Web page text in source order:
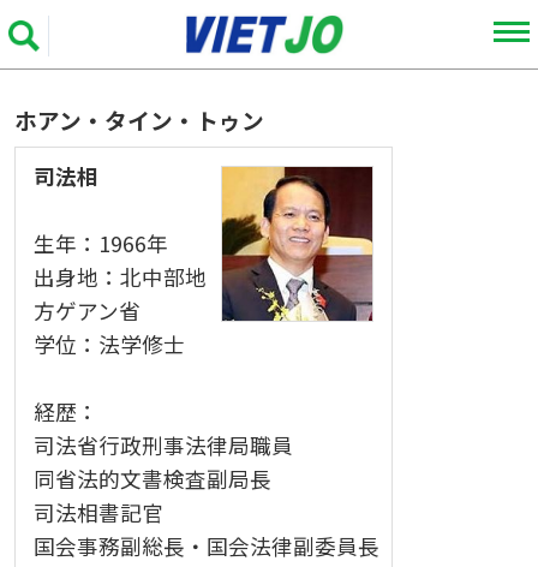
ホアン・タイン・トゥン
司法相
生年：1966年
出身地：北中部地
方ゲアン省
学位：法学修士
経歴：
司法省行政刑事法律局職員
同省法的文書検査副局長
司法相書記官
国会事務副総長・国会法律副委員長